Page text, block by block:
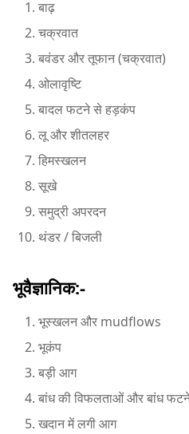
बाढ़
चक्रवात
बवंडर और तूफान (चक्रवात)
ओलावृष्टि
बादल फटने से हड़कंप
लू और शीतलहर
हिमस्खलन
सूखे
समुद्री अपरदन
थंडर / बिजली
भूवैज्ञानिक:-
भूस्खलन और mudflows
भूकंप
बड़ी आग
बांध की विफलताओं और बांध
खदान में लगी आग